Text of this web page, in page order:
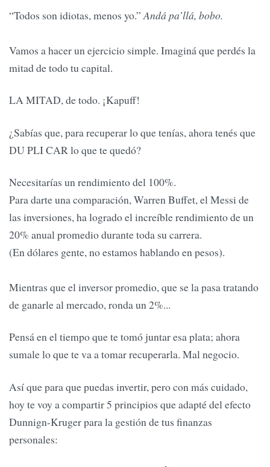
“Todos son idiotas, menos yo.”Andá pa’llá, bobo.
Vamos a hacer un ejercicio simple. Imaginá que perdés la
mitad de todo tu capital.
LA MITAD, de todo. ¡Kapuff!
¿Sabías que, para recuperar lo que tenías, ahora tenés que
DU PLI CAR lo que te quedó?
Necesitarías un rendimiento del 100%.
Para darte una comparación, Warren Buffet, el Messi de
las inversiones, ha logrado el increíble rendimiento de un
20% anual promedio durante toda su carrera.
(En dólares gente, no estamos hablando en pesos).
Mientras que el inversor promedio, que se la pasa tratando
de ganarle al mercado, ronda un 2%...
Pensá en el tiempo que te tomó juntar esa plata; ahora
sumale lo que te va a tomar recuperarla. Mal negocio.
Así que para que puedas invertir, pero con más cuidado,
hoy te voy a compartir 5 principios que adapté del efecto
Dunnign-Kruger para la gestión de tus finanzas
personales: